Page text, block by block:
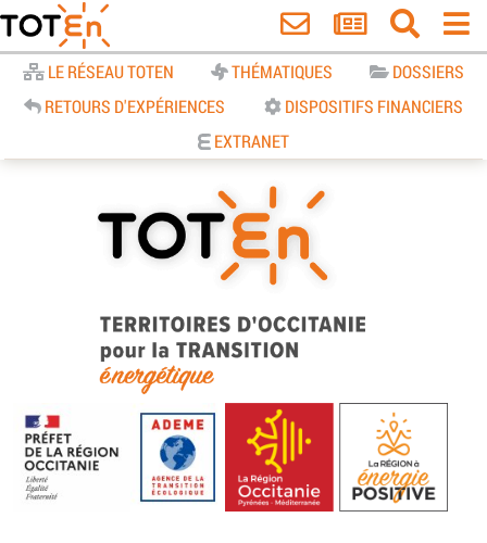
LE RÉSEAU TOTEN THÉMATIQUES
DOSSIERS
RETOURS D'EXPÉRIENCES
DISPOSITIFS FINANCIERS
EXTRANET
TOTEn Occitanie | Territoires
d’Occitanie pour la Transition
Energétique